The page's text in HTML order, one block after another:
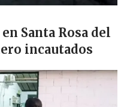
Santa Rosa del
incautados